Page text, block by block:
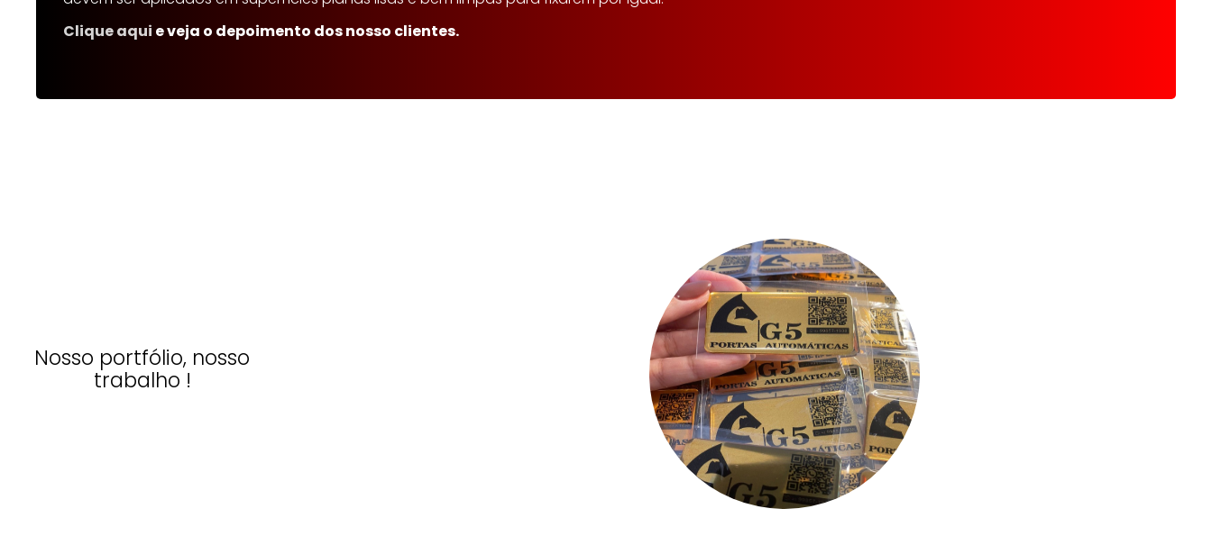
Clique aqui e veja o depoimento dos nosso clientes.
Nosso portfólio, nosso
trabalho !